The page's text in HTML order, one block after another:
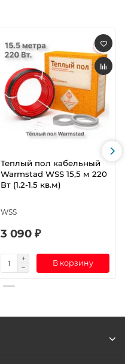
Теплый пол кабельный
Warmstad WSS 15,5 м 220
Вт (1.2-1.5 кв.м)
WSS
3 090 ₽
В корзину